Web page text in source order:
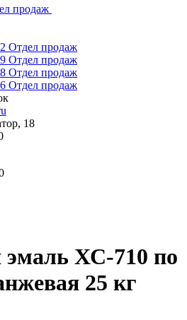
продаж
Отдел продаж
Отдел продаж
Отдел продаж
Отдел продаж
18
ХС-710 по
25 кг